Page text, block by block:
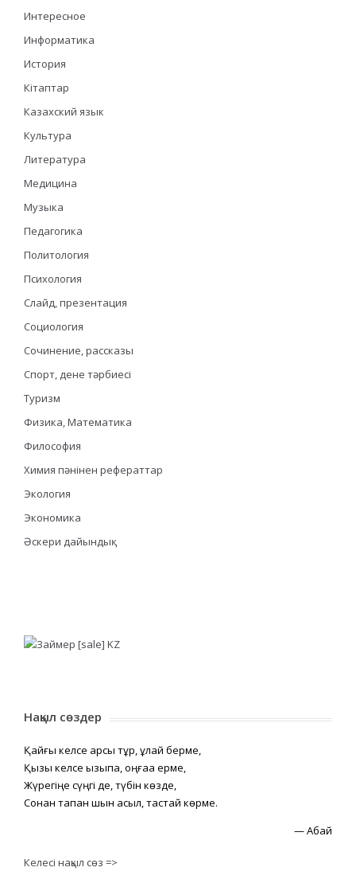
Интересное
Информатика
История
Кітаптар
Казахский язык
Культура
Литература
Медицина
Музыка
Педагогика
Политология
Психология
Слайд, презентация
Социология
Сочинение, рассказы
Спорт, дене тәрбиесі
Туризм
Физика, Математика
Философия
Химия пәнінен рефераттар
Экология
Экономика
Әскери дайындық
Нақыл сөздер
Қайғы келсе қарсы тұр, құлай берме,
Қызық келсе қызықпа, оңғаққа ерме,
Жүрегіңе сүңгі де, түбін көзде,
Сонан тапқан шын асыл, тастай көрме.
—Абай
Келесі нақыл сөз =>